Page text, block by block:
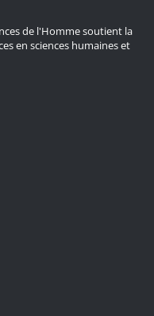
de l'Homme soutient la
en sciences humaines et